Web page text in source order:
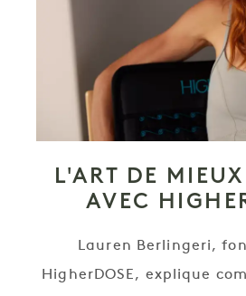
L'ART DE
AVEC
Lauren Berlingeri,
HigherDOSE, explique